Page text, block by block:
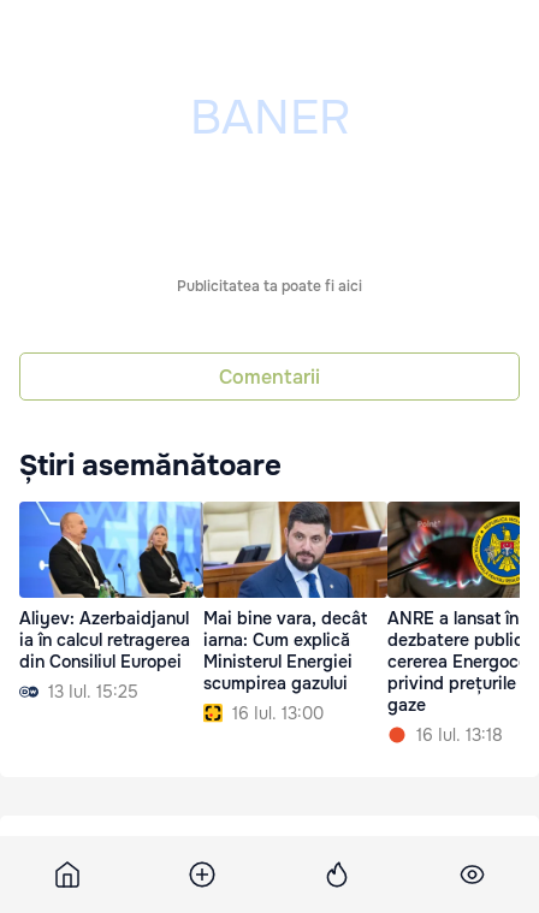
Publicitatea ta poate fi aici
Comentarii
Știri asemănătoare
Aliyev: Azerbaidjanul
ia în calcul retragerea
din Consiliul Europei
13 Iul. 15:25
Mai bine vara, decât
iarna: Cum explică
Ministerul Energiei
scumpirea gazului
16 Iul. 13:00
ANRE a lansat în
dezbatere publică
cererea
privind prețurile la
gaze
16 Iul. 13:18
Prim-ministrul Marii Britani: Nu